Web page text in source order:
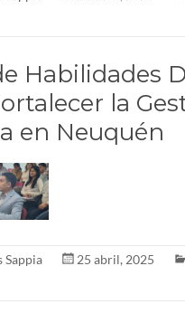
Habilidades
la
en Neuquén
Sappia 25 abril, 2025